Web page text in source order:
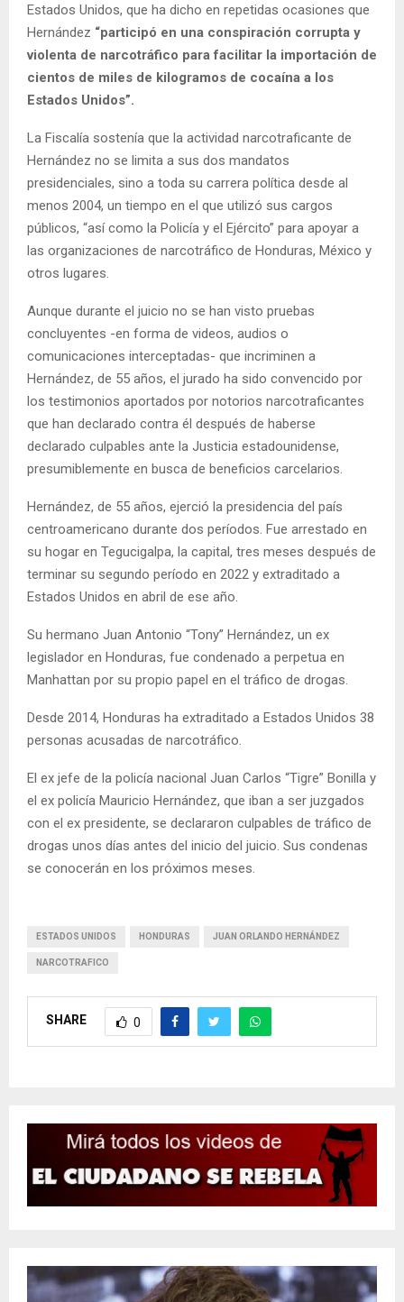
Estados Unidos, que ha dicho en repetidas ocasiones que
Hernández “participó en una conspiración corrupta y
violenta de narcotráfico para facilitar la importación de
cientos de miles de kilogramos de cocaína a los
Estados Unidos”.
La Fiscalía sostenía que la actividad narcotraficante de
Hernández no se limita a sus dos mandatos
presidenciales, sino a toda su carrera política desde al
menos 2004, un tiempo en el que utilizó sus cargos
públicos, “así como la Policía y el Ejército” para apoyar a
las organizaciones de narcotráfico de Honduras, México y
otros lugares.
Aunque durante el juicio no se han visto pruebas
concluyentes -en forma de videos, audios o
comunicaciones interceptadas- que incriminen a
Hernández, de 55 años, el jurado ha sido convencido por
los testimonios aportados por notorios narcotraficantes
que han declarado contra él después de haberse
declarado culpables ante la Justicia estadounidense,
presumiblemente en busca de beneficios carcelarios.
Hernández, de 55 años, ejerció la presidencia del país
centroamericano durante dos períodos. Fue arrestado en
su hogar en Tegucigalpa, la capital, tres meses después de
terminar su segundo período en 2022 y extraditado a
Estados Unidos en abril de ese año.
Su hermano Juan Antonio “Tony” Hernández, un ex
legislador en Honduras, fue condenado a perpetua en
Manhattan por su propio papel en el tráfico de drogas.
Desde 2014, Honduras ha extraditado a Estados Unidos 38
personas acusadas de narcotráfico.
El ex jefe de la policía nacional Juan Carlos “Tigre” Bonilla y
el ex policía Mauricio Hernández, que iban a ser juzgados
con el ex presidente, se declararon culpables de tráfico de
drogas unos días antes del inicio del juicio. Sus condenas
se conocerán en los próximos meses.
ESTADOS UNIDOS HONDURAS JUAN ORLANDO HERNÁNDEZ
NARCOTRAFICO
SHARE 0